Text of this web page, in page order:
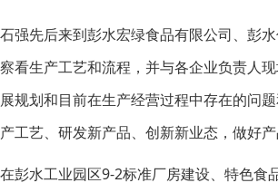
石强先后来到彭水宏绿食品有限公司、彭
察看生产工艺和流程，并与各企业负责人
展规划和目前在生产经营过程中存在的问
产工艺、研发新产品、创新新业态，做好
在彭水工业园区9-2标准厂房建设、特色食